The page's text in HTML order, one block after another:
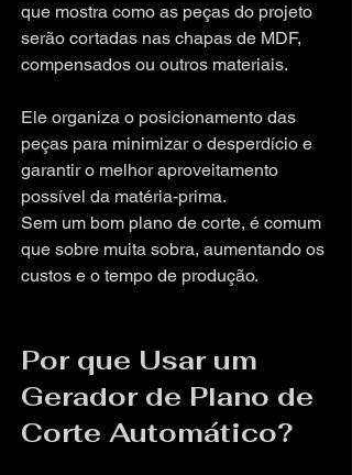
que mostra como as peças do projeto
serão cortadas nas chapas de MDF,
compensados ou outros materiais.
Ele organiza o posicionamento das
peças para minimizar o desperdício e
garantir o melhor aproveitamento
possível da matéria-prima.
Sem um bom plano de corte, é comum
que sobre muita sobra, aumentando os
custos e o tempo de produção.
Por que Usar um
Gerador de Plano de
Corte Automático?